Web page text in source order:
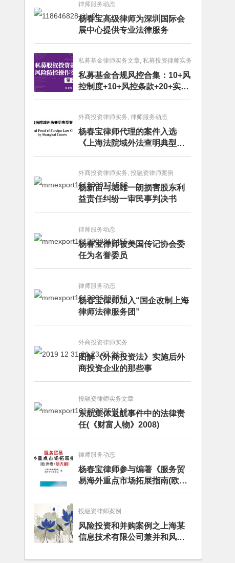
律师服务动态
杨春宝高级律师为深圳国际会
展中心提供专业法律服务
私募基金律师实务文章, 私募投资律师实务
私募基金合规风控合集：10+风
控制度+10+风控条款+20+实务
文章+每月动态
外商投资律师实务, 律师服务动态
杨春宝律师代理的案件入选
《上海法院域外法查明典型案
例》
外商投资律师实务, 投融资律师案例
杨新宙与堀雄一朗损害股东利
益责任纠纷一审民事判决书
律师服务动态
杨春宝律师被美国传记协会委
任为名誉委员
律师服务动态
杨春宝律师加入“国企改制上海
律师法律服务团”
外商投资律师实务
图解《外商投资法》实施后外
商投资企业的那些事
投融资律师实务文章
东航集体返航事件中的法律责
任(《财富人物》2008)
律师服务动态
杨春宝律师参与编著《服务贸
易海外重点市场拓展指南(欧洲
卷·意大利)》
投融资律师案例
风险投资和并购案例之上海某
信息技术有限公司兼并和风险